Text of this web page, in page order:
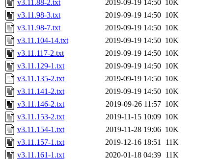
v3.11.88-2.txt
2019-09-19 14:50 10K
v3.11.98-3.txt
2019-09-19 14:50 10K
v3.11.98-7.txt
2019-09-19 14:50 10K
v3.11.104-14.txt
2019-09-19 14:50 10K
v3.11.117-2.txt
2019-09-19 14:50 10K
v3.11.129-1.txt
2019-09-19 14:50 10K
v3.11.135-2.txt
2019-09-19 14:50 10K
v3.11.141-2.txt
2019-09-19 14:50 10K
v3.11.146-2.txt
2019-09-26 11:57 10K
v3.11.153-2.txt
2019-11-15 10:09 10K
v3.11.154-1.txt
2019-11-28 19:06 10K
v3.11.157-1.txt
2019-12-16 18:51
11K
v3.11.161-1.txt
2020-01-18 04:39 11K